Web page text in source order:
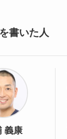
書いた人
義康